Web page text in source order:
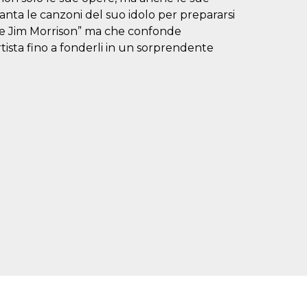
le canzoni del suo idolo per prepararsi
Morrison” ma che confonde
fino a fonderli in un sorprendente